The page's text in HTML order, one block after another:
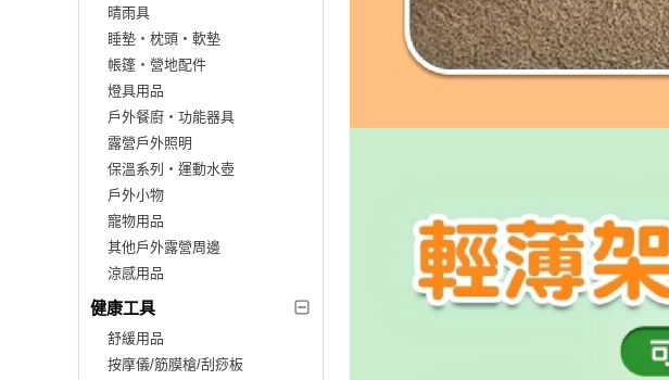
晴雨具
睡墊‧枕頭‧軟墊
帳篷‧營地配件
燈具用品
戶外餐廚‧功能器具
露營戶外照明
保溫系列‧運動水壺
戶外小物
寵物用品
其他戶外露營周邊
涼感用品
健康工具
舒緩用品
按摩儀/筋膜槍/刮痧板